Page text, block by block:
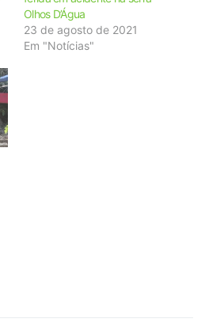
Olhos D’Água
23 de agosto de 2021
Em "Notícias"